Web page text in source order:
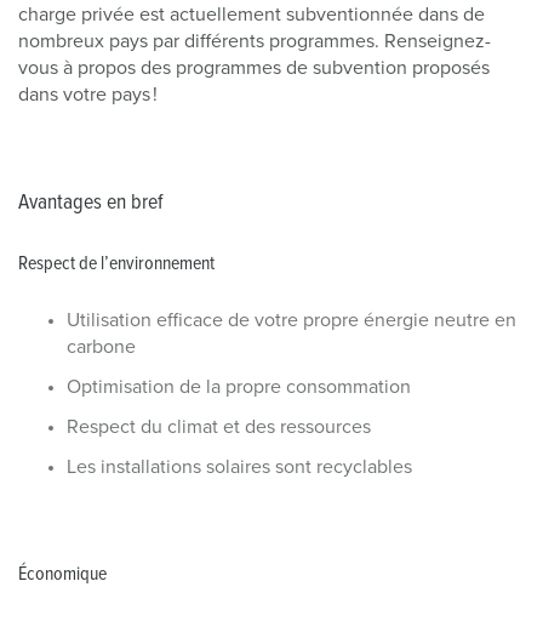
charge privée est actuellement subventionnée dans de
nombreux pays par différents programmes. Renseignez-
vous à propos des programmes de subvention proposés
dans votre pays !
Avantages en bref
Respect de l’environnement
Utilisation efficace de votre propre énergie neutre en
carbone
Optimisation de la propre consommation
Respect du climat et des ressources
Les installations solaires sont recyclables
Économique